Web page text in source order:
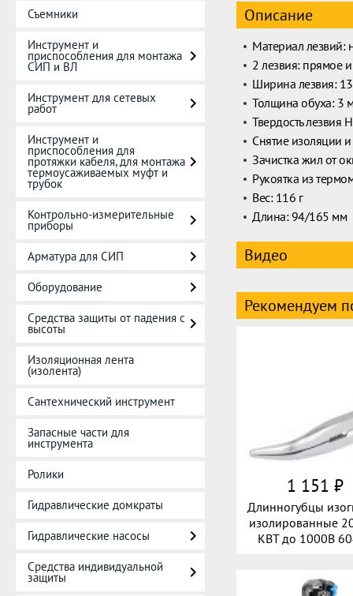
Съемники
Инструмент и
приспособления для монтажа
СИП и ВЛ
Инструмент для сетевых
работ
Инструмент и
приспособления для
протяжки кабеля, для монтажа
термоусаживаемых муфт и
трубок
Контрольно-измерительные
приборы
Арматура для СИП
Оборудование
Средства защиты от падения с
высоты
Изоляционная лента
(изолента)
Сантехнический инструмент
Запасные части для
инструмента
Ролики
Гидравлические домкраты
Гидравлические насосы
Средства индивидуальной
защиты
Описание
Материал лезвий:
2 лезвия: прямое и
Ширина лезвия:
Толщина обуха: 3
Твердость лезвия
Снятие изоляции
Зачистка жил от
Рукоятка из
Вес: 116 г
Длина: 94/165 мм
Видео
Рекомендуем
1 151 ₽
Длинногубцы
изолированные
КВТ до 1000В